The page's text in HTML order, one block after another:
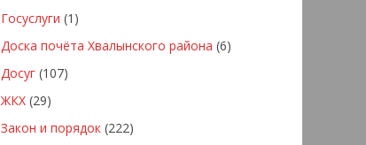
Госуслуги (1)
Доска почёта Хвалынского района (6)
Досуг (107)
ЖКХ (29)
Закон и порядок (222)